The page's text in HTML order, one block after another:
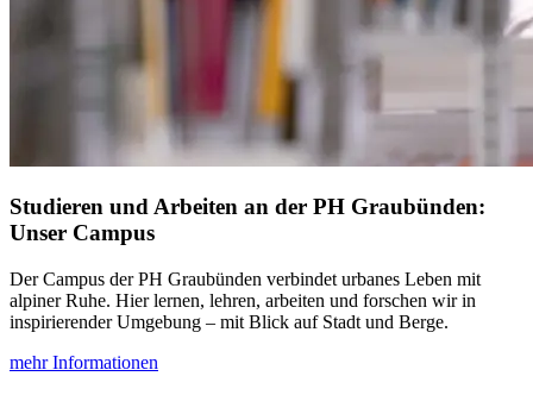
Studieren und Arbeiten an der PH Graubünden:
Unser Campus
Der Campus der PH Graubünden verbindet urbanes Leben mit
alpiner Ruhe. Hier lernen, lehren, arbeiten und forschen wir in
inspirierender Umgebung – mit Blick auf Stadt und Berge.
mehr Informationen